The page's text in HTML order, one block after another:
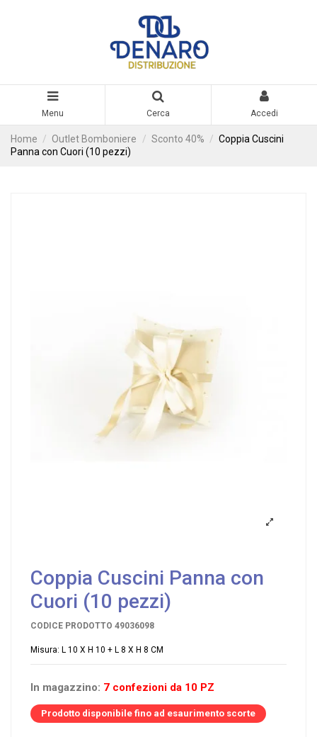
Menu Cerca Accedi
Home Outlet Bomboniere Sconto 40%
Coppia Cuscini
Panna con Cuori (10 pezzi)
Coppia Cuscini Panna con
Cuori (10 pezzi)
CODICE PRODOTTO 49036098
Misura: L 10 X H 10 + L 8 X H 8 CM
In magazzino: 7 confezioni da 10 PZ
Prodotto disponibile fino ad esaurimento scorte